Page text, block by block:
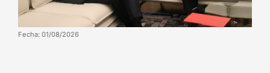
Fecha: 01/08/2026